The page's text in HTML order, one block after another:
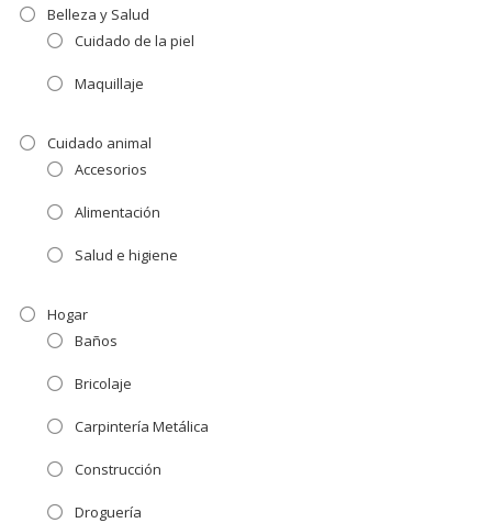
Belleza y Salud
Cuidado de la piel
Maquillaje
Cuidado animal
Accesorios
Alimentación
Salud e higiene
Hogar
Baños
Bricolaje
Carpintería Metálica
Construcción
Droguería